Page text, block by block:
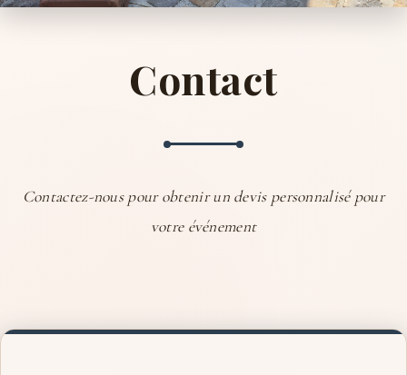
Contact
Contactez-nous pour obtenir un devis personnalisé pour
votre événement